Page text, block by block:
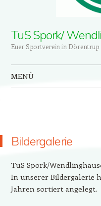
TuS Spork/
Euer Sportverein in Dörentrup
MENÜ
Bildergalerie
TuS Spork/
In unserer Bildergalerie
Jahren sortiert angelegt.